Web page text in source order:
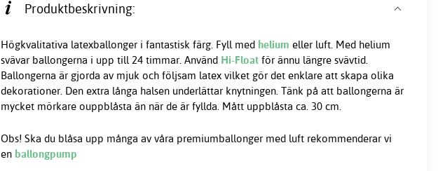
Produktbeskrivning:
Högkvalitativa latexballonger i fantastisk färg. Fyll med helium eller luft. Med helium
svävar ballongerna i upp till 24 timmar. Använd Hi-Float för ännu längre svävtid.
Ballongerna är gjorda av mjuk och följsam latex vilket gör det enklare att skapa olika
dekorationer. Den extra långa halsen underlättar knytningen. Tänk på att ballongerna är
mycket mörkare ouppblåsta än när de är fyllda. Mått uppblåsta ca. 30 cm.
Obs! Ska du blåsa upp många av våra premiumballonger med luft rekommenderar vi
en ballongpump